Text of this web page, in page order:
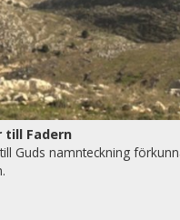
till Fadern
Guds namnteckning